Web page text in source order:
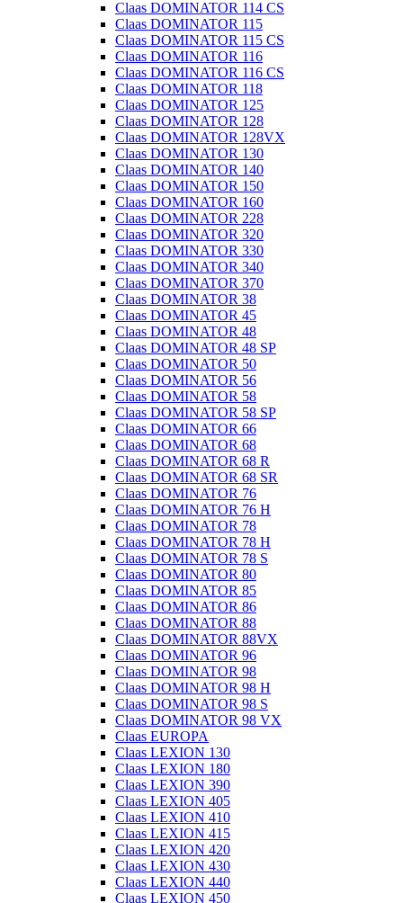
Claas DOMINATOR 114 CS
Claas DOMINATOR 115
Claas DOMINATOR 115 CS
Claas DOMINATOR 116
Claas DOMINATOR 116 CS
Claas DOMINATOR 118
Claas DOMINATOR 125
Claas DOMINATOR 128
Claas DOMINATOR 128VX
Claas DOMINATOR 130
Claas DOMINATOR 140
Claas DOMINATOR 150
Claas DOMINATOR 160
Claas DOMINATOR 228
Claas DOMINATOR 320
Claas DOMINATOR 330
Claas DOMINATOR 340
Claas DOMINATOR 370
Claas DOMINATOR 38
Claas DOMINATOR 45
Claas DOMINATOR 48
Claas DOMINATOR 48 SP
Claas DOMINATOR 50
Claas DOMINATOR 56
Claas DOMINATOR 58
Claas DOMINATOR 58 SP
Claas DOMINATOR 66
Claas DOMINATOR 68
Claas DOMINATOR 68 R
Claas DOMINATOR 68 SR
Claas DOMINATOR 76
Claas DOMINATOR 76 H
Claas DOMINATOR 78
Claas DOMINATOR 78 H
Claas DOMINATOR 78 S
Claas DOMINATOR 80
Claas DOMINATOR 85
Claas DOMINATOR 86
Claas DOMINATOR 88
Claas DOMINATOR 88VX
Claas DOMINATOR 96
Claas DOMINATOR 98
Claas DOMINATOR 98 H
Claas DOMINATOR 98 S
Claas DOMINATOR 98 VX
Claas EUROPA
Claas LEXION 130
Claas LEXION 180
Claas LEXION 390
Claas LEXION 405
Claas LEXION 410
Claas LEXION 415
Claas LEXION 420
Claas LEXION 430
Claas LEXION 440
Claas LEXION 450